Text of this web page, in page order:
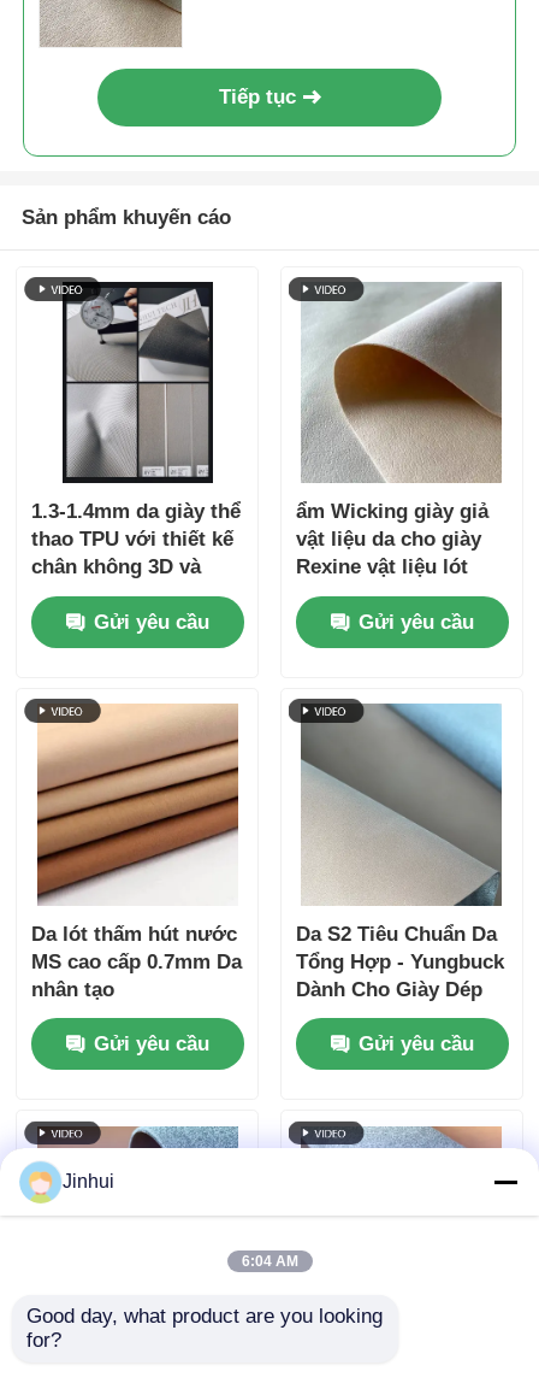
Tiếp tục
Sản phẩm khuyến cáo
1.3-1.4mm da giày thể
thao TPU với thiết kế
chân không 3D và
màu sắc nhuộm
không dệtGửi yêu cầu
ẩm Wicking giày giả
vật liệu da cho giày
Rexine vật liệu lót
Gửi yêu cầu
Da lót thấm hút nước
MS cao cấp 0.7mm Da
nhân tạo
Gửi yêu cầu
Da S2 Tiêu Chuẩn Da
Tổng Hợp - Yungbuck
Dành Cho Giày Dép
Thể Thao, An Toàn &
Vận Động Ngoài Trời
Gửi yêu cầu
Jinhui
6:04 AM
Good day, what product are you looking
for?